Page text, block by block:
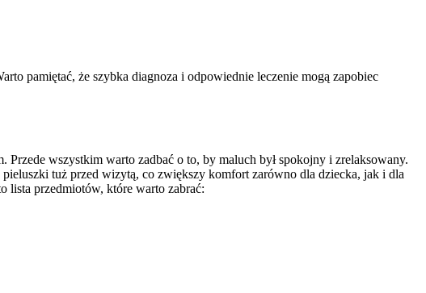
pamiętać, że szybka diagnoza i odpowiednie leczenie mogą zapobiec
wszystkim warto zadbać o to, by maluch był spokojny i zrelaksowany.
tuż przed wizytą, co zwiększy komfort zarówno dla dziecka, jak i dla
lista przedmiotów, które warto zabrać: